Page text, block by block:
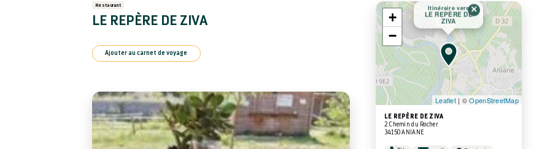
Restaurant
LE REPÈRE DE ZIVA
Ajouter au carnet de voyage
Itinéraire vers
LE REPÈRE DE
ZIVA
×
+
−
Leaflet| ©OpenStreetMap
LE REPÈRE DE ZIVA
2 Chemin du Rocher
34150 ANIANE